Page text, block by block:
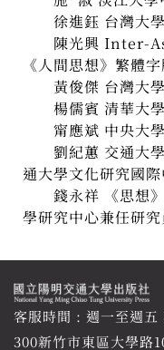
徐進鈺 台灣大學
陳光興 Inter-
《人間思想》繁體
黃俊傑 台灣大學
楊儒賓 清華大學
甯應斌 中央大學
劉紀蕙 交通大學
通大學文化研究國
錢永祥 《思想》
學研究中心兼任研究
客服時間 : 週一至週
300新竹市東區大學路